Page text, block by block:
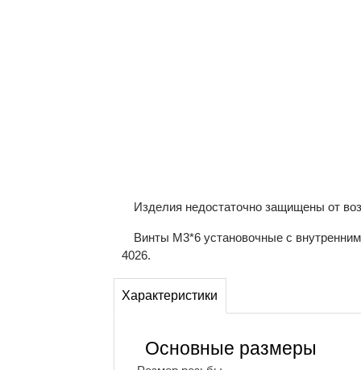
Изделия недостаточно защищены от
Винты М3*6 установочные с
4026.
Характеристики
Основные размеры